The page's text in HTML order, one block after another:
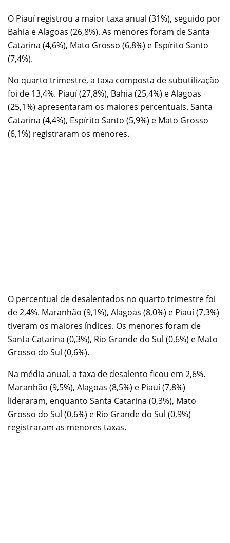
O Piauí registrou a maior taxa anual (31%), seguido por
Bahia e Alagoas (26,8%). As menores foram de Santa
Catarina (4,6%), Mato Grosso (6,8%) e Espírito Santo
(7,4%).
No quarto trimestre, a taxa composta de subutilização
foi de 13,4%. Piauí (27,8%), Bahia (25,4%) e Alagoas
(25,1%) apresentaram os maiores percentuais. Santa
Catarina (4,4%), Espírito Santo (5,9%) e Mato Grosso
(6,1%) registraram os menores.
O percentual de desalentados no quarto trimestre foi
de 2,4%. Maranhão (9,1%), Alagoas (8,0%) e Piauí (7,3%)
tiveram os maiores índices. Os menores foram de
Santa Catarina (0,3%), Rio Grande do Sul (0,6%) e Mato
Grosso do Sul (0,6%).
Na média anual, a taxa de desalento ficou em 2,6%.
Maranhão (9,5%), Alagoas (8,5%) e Piauí (7,8%)
lideraram, enquanto Santa Catarina (0,3%), Mato
Grosso do Sul (0,6%) e Rio Grande do Sul (0,9%)
registraram as menores taxas.